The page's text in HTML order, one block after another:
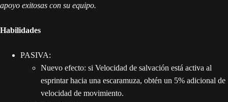
apoyo exitosas con su equipo.
Habilidades
PASIVA:
Nuevo efecto: si Velocidad de salvación está activa al
esprintar hacia una escaramuza, obtén un 5% adicional de
velocidad de movimiento.